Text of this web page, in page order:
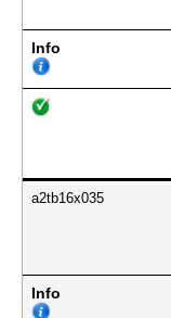
Info
a2tb16x035
Info